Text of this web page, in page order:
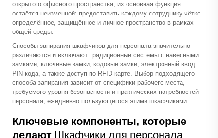
открытого офисного пространства, их основная функция
остаётся неизменной: предоставить каждому сотруднику чётко
определённое, защищённое и личное пространство в рамках
общей среды.
Способы запирания шкафчиков для персонала значительно
различаются и включают традиционные системы с навесными
замками, ключевые замки, кодовые замки, электронный ввод
PIN-кода, а также доступ по RFID-карте. Выбор подходящего
способа запирания зависит от специфики рабочего места,
требуемого уровня безопасности и практических потребностей
персонала, ежедневно пользующегося этими шкафчиками.
Ключевые компоненты, которые
делают Шкафчики для персонала